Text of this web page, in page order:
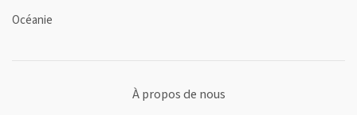
Océanie
À propos de nous